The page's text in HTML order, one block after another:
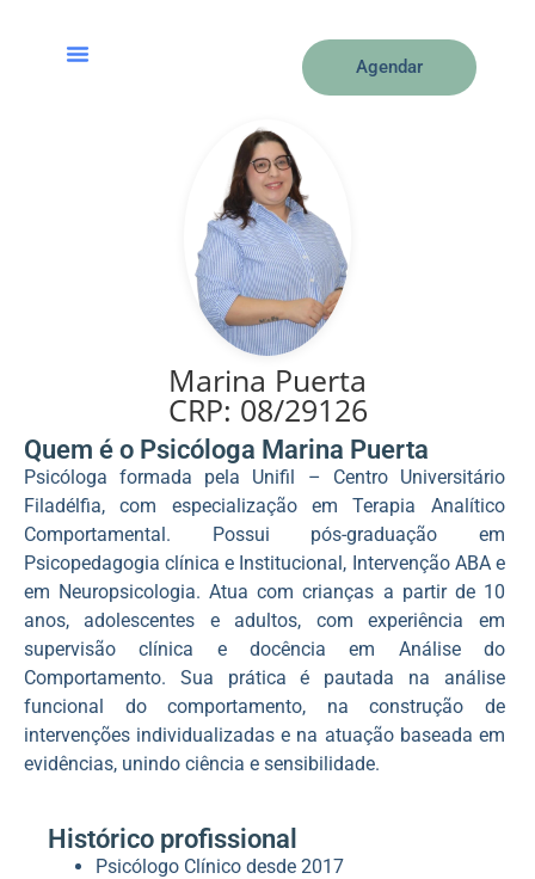
Agendar
Marina Puerta
CRP: 08/29126
Quem é o Psicóloga Marina Puerta
Psicóloga formada pela Unifil – Centro Universitário
Filadélfia, com especialização em Terapia Analítico
Comportamental. Possui pós-graduação em
Psicopedagogia clínica e Institucional, Intervenção ABA e
em Neuropsicologia. Atua com crianças a partir de 10
anos, adolescentes e adultos, com experiência em
supervisão clínica e docência em Análise do
Comportamento. Sua prática é pautada na análise
funcional do comportamento, na construção de
intervenções individualizadas e na atuação baseada em
evidências, unindo ciência e sensibilidade.
Histórico profissional
Psicólogo Clínico desde 2017